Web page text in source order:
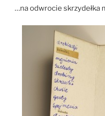
…na odwrocie